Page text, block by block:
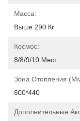
Масса:
Выше 290 Кг
Космос:
8/8/9/10 Мест
Зона Отопления
600*440
Дополнительные